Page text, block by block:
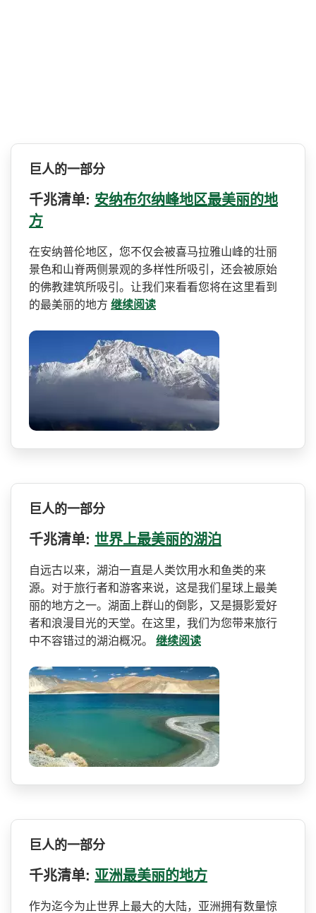
巨人的一部分
千兆清单: 安纳布尔纳峰地区最美丽的地
方
在安纳普伦地区，您不仅会被­喜马拉雅山峰的壮丽
景色和山脊两侧景观的多样性所吸­引，还会被原始
的佛教建筑所吸引。让我们来看看您将­在这里看到
的最美丽的地方 继续阅读
巨人的一部分
千兆清单: 世界上最美丽的湖泊
自远古以来，湖泊一直是人类­饮用水和鱼类的来
源。对于旅行者和游客来说，这是我­们星球上最美
丽的地方之一。湖面上群山的倒影，又是­摄影爱好
者和浪漫目光的天堂。在这里，我们为您带来­旅行
中不容错过的湖泊概况。 继续阅读
巨人的一部分
千兆清单: 亚洲最美丽的地方
作为迄今为止世界上最大的大­陆，亚洲拥有数量惊